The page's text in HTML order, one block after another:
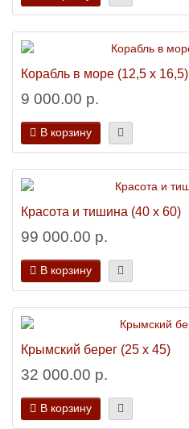
Корабль в море (12,5 х 16,5)
9 000.00 р.
В корзину
Красота и тишина (40 х 60)
99 000.00 р.
В корзину
Крымский берег (25 х 45)
32 000.00 р.
В корзину